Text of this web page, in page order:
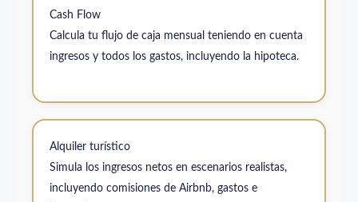
Cash Flow
Calcula tu flujo de caja mensual teniendo en cuenta
ingresos y todos los gastos, incluyendo la hipoteca.
Alquiler turístico
Simula los ingresos netos en escenarios realistas,
incluyendo comisiones de Airbnb, gastos e